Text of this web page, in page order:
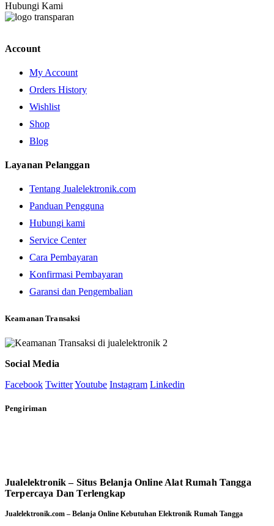
Hubungi Kami
Account
My Account
Orders History
Wishlist
Shop
Blog
Layanan Pelanggan
Tentang Jualelektronik.com
Panduan Pengguna
Hubungi kami
Service Center
Cara Pembayaran
Konfirmasi Pembayaran
Garansi dan Pengembalian
Keamanan Transaksi
Social Media
Facebook TwitterYoutube Instagram Linkedin
Pengiriman
Jualelektronik – Situs Belanja Online Alat Rumah Tangga
Terpercaya Dan Terlengkap
Jualelektronik.com – Belanja Online Kebutuhan Elektronik Rumah Tangga